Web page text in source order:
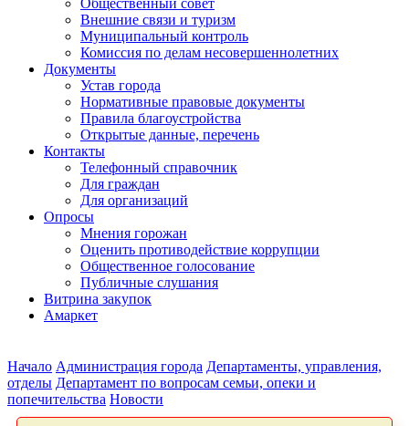
Общественный совет
Внешние связи и туризм
Муниципальный контроль
Комиссия по делам несовершеннолетних
Документы
Устав города
Нормативные правовые документы
Правила благоустройства
Открытые данные, перечень
Контакты
Телефонный справочник
Для граждан
Для организаций
Опросы
Мнения горожан
Оценить противодействие коррупции
Общественное голосование
Публичные слушания
Витрина закупок
Амаркет
Начало Администрация города Департаменты, управления,
отделы Департамент по вопросам семьи, опеки и
попечительства Новости